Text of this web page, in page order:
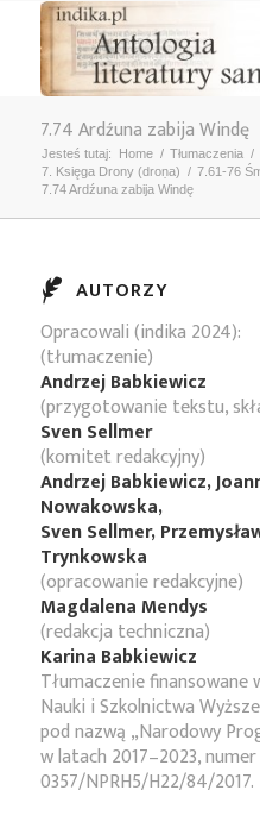
7.74 Ardźuna zabija Windę
Jesteś tutaj: Home / Tłumaczenia /
7. Księga Drony (droṇa) / 7.61-76
7.74 Ardźuna zabija Windę
AUTORZY
Opracowali (indika 2024):
(tłumaczenie)
Andrzej Babkiewicz
(przygotowanie tekstu,
Sven Sellmer
(komitet redakcyjny)
Andrzej Babkiewicz,
Nowakowska,
Sven Sellmer,
Trynkowska
(opracowanie redakcyjne)
Magdalena Mendys
(redakcja techniczna)
Karina Babkiewicz
Tłumaczenie
Nauki i Szkolnictwa
pod nazwą „Narodowy
w latach 2017–2023,
0357/NPRH5/H22/84/2017.